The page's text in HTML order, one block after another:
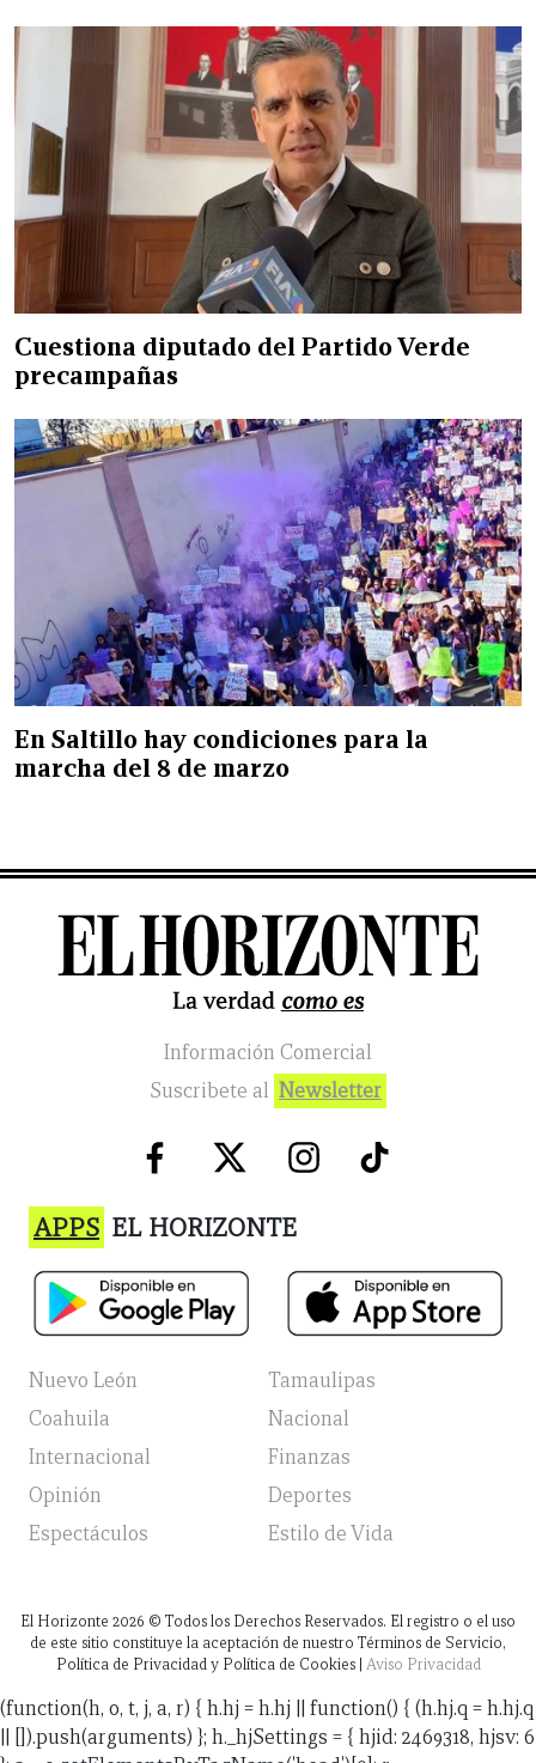
Cuestiona diputado del Partido Verde
precampañas
En Saltillo hay condiciones para la
marcha del 8 de marzo
Información Comercial
Suscribete al Newsletter
APPS EL HORIZONTE
Nuevo León
Tamaulipas
Coahuila
Nacional
Internacional
Finanzas
Opinión
Deportes
Espectáculos
Estilo de Vida
El Horizonte 2026 © Todos los Derechos Reservados. El registro o el uso
de este sitio constituye la aceptación de nuestro Términos de Servicio,
Política de Privacidad y Política de Cookies | Aviso Privacidad
(function(h, o, t, j, a, r) { h.hj = h.hj || function() { (h.hj.q = h.hj.q
|| []).push(arguments) }; h._hjSettings = { hjid: 2469318, hjsv: 6